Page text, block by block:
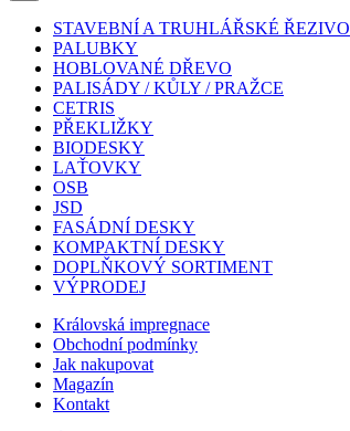
STAVEBNÍ A TRUHLÁŘSKÉ ŘEZIVO
PALUBKY
HOBLOVANÉ DŘEVO
PALISÁDY / KŮLY / PRAŽCE
CETRIS
PŘEKLIŽKY
BIODESKY
LAŤOVKY
OSB
JSD
FASÁDNÍ DESKY
KOMPAKTNÍ DESKY
DOPLŇKOVÝ SORTIMENT
VÝPRODEJ
Královská impregnace
Obchodní podmínky
Jak nakupovat
Magazín
Kontakt